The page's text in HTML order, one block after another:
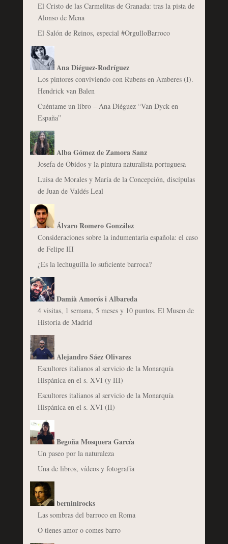
El Cristo de las Carmelitas de Granada: tras la pista de
Alonso de Mena
El Salón de Reinos, especial #OrgulloBarroco
Ana Diéguez-Rodríguez
Los pintores conviviendo con Rubens en Amberes (I).
Hendrick van Balen
Cuéntame un libro – Ana Diéguez “Van Dyck en
España”
Alba Gómez de Zamora Sanz
Josefa de Óbidos y la pintura naturalista portuguesa
Luisa de Morales y María de la Concepción, discípulas
de Juan de Valdés Leal
Álvaro Romero González
Consideraciones sobre la indumentaria española: el caso
de Felipe III
¿Es la lechuguilla lo suficiente barroca?
Damià Amorós i Albareda
4 visitas, 1 semana, 5 meses y 10 puntos. El Museo de
Historia de Madrid
Alejandro Sáez Olivares
Escultores italianos al servicio de la Monarquía
Hispánica en el s. XVI (y III)
Escultores italianos al servicio de la Monarquía
Hispánica en el s. XVI (II)
Begoña Mosquera García
Un paseo por la naturaleza
Una de libros, vídeos y fotografía
berninirocks
Las sombras del barroco en Roma
O tienes amor o comes barro